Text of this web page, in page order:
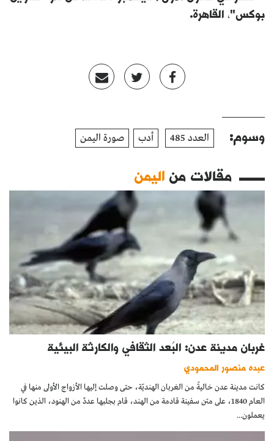
بوكس"، القاهرة.
وسوم: العدد 485 أدب صورة اليمن
مقالات مناليمن
غربان مدينة عدن: البُعد الثقافي والكارثة البيئية
عبده منصور المحمودي
كانت مدينة عدن خاليةً من الغربان الهنديّة، حتى وصلت إليها الأزواج الأولى منها في
العام 1840، على متن سفينة قادمة من الهند، قام بجلبها عددٌ من الهنود، الذين كانوا
يعملون...